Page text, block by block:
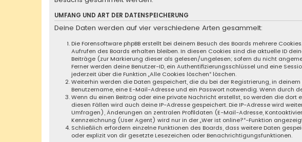
UMFANG UND ART DER DATENSPEICHERUNG
Deine Daten werden auf vier verschiedene Arten gesammelt:
Die Forensoftware phpBB erstellt bei deinem Besuch des Boards mehrere
Aufrufen des Boards erhalten bleiben. In diesen Cookies sind die aktuelle ID
Beiträge (zur Markierung dieser als gelesen/ungelesen; sofern du nicht
Ferner werden deine Benutzer-ID, ein Authentifizierungsschlüssel und eine
jederzeit über die Funktion „Alle Cookies löschen“ löschen.
Weiterhin werden die Daten gespeichert, die du bei der Registrierung, in
Benutzername, eine E-Mail-Adresse und ein Passwort notwendig. Wenn
Wenn du einen Beitrag oder eine private Nachricht erstellst, so werden die
diesen Fällen wird auch deine IP-Adresse gespeichert. Die IP-Adresse wird
Umfragen), Änderungen an zentralen Profildaten (E-Mail-Adresse,
Kennzeichnung (User Agent) wird nur in der „Wer ist online?“-Funktion
Schließlich erfordern einzelne Funktionen des Boards, dass weitere Daten
oder explizit von dir gesetzte Lesezeichen oder Benachrichtigungsfunktionen.